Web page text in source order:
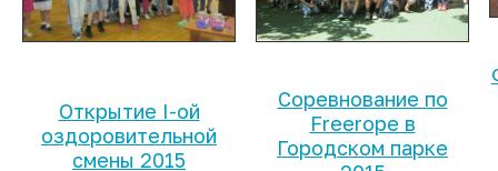
Открытие I-ой
оздоровительной
смены 2015
Соревнование по
Freerope в
Городском парке